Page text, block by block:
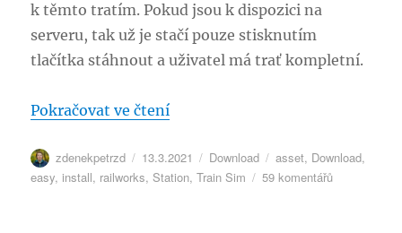
k těmto tratím. Pokud jsou k dispozici na
serveru, tak už je stačí pouze stisknutím
tlačítka stáhnout a uživatel má trať kompletní.
Pokračovat ve čtení„RailWorks DLS – Jednoduché
Autor:
zdenekpetrzd Publikováno:
13.3.2021 Rubriky:
Download Štítky:
asset, Download,
easy,install, railworks,Station,Train Sim 59 komentářůu